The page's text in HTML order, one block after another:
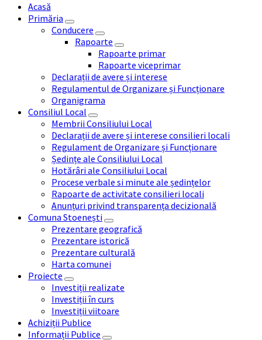
Acasă
Primăria
Conducere
Rapoarte
Rapoarte primar
Rapoarte viceprimar
Declarații de avere și interese
Regulamentul de Organizare și Funcționare
Organigrama
Consiliul Local
Membrii Consiliului Local
Declarații de avere și interese consilieri locali
Regulament de Organizare și Funcționare
Ședințe ale Consiliului Local
Hotărâri ale Consiliului Local
Procese verbale si minute ale ședințelor
Rapoarte de activitate consilieri locali
Anunțuri privind transparența decizională
Comuna Stoenești
Prezentare geografică
Prezentare istorică
Prezentare culturală
Harta comunei
Proiecte
Investiții realizate
Investiții în curs
Investiții viitoare
Achiziții Publice
Informații Publice